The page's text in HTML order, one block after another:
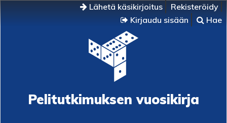
Lähetä käsikirjoitus
Rekisteröidy
Kirjaudu sisään
Hae
Pelitutkimuksen vuosikirja